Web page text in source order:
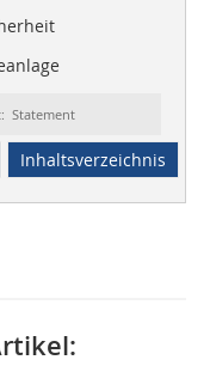
Statement
Inhaltsverzeichnis